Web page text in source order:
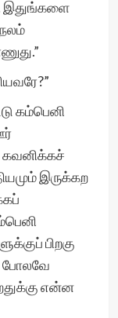
இதுங்களை
கம்பெனி
இருக்கற
பிறகு
போலவே
என்ன